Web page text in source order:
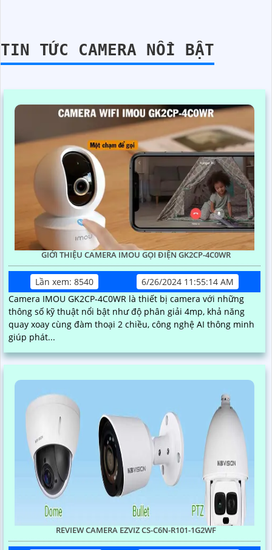
TIN TỨC CAMERA NỔI BẬT
GIỚI THIỆU CAMERA IMOU GỌI ĐIỆN GK2CP-4C0WR
Lần xem: 8540
6/26/2024 11:55:14 AM
Camera IMOU GK2CP-4C0WR là thiết bị camera với những
thông số kỹ thuật nổi bật như độ phân giải 4mp, khả năng
quay xoay cùng đàm thoại 2 chiều, công nghệ AI thông minh
giúp phát...
REVIEW CAMERA EZVIZ CS-C6N-R101-1G2WF